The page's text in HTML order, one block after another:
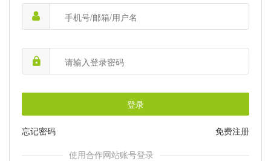
登录
免费注册
忘记密码
使用合作网站账号登录